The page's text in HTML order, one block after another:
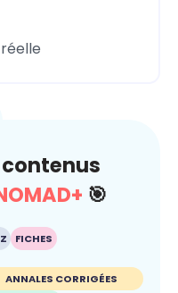
🎯
FICHES
ANNALES CORRIGÉES